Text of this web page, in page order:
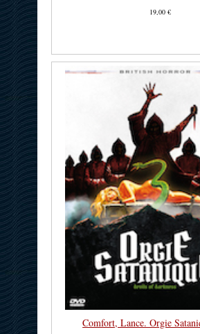
19,00 €
Comfort, Lance. Orgie